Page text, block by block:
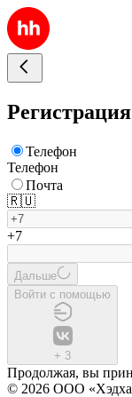
Телефон
Телефон
Почта
🇷🇺
+7
Дальше
Войти с помощью
+ 3
Продолжая, вы
© 2026 ООО